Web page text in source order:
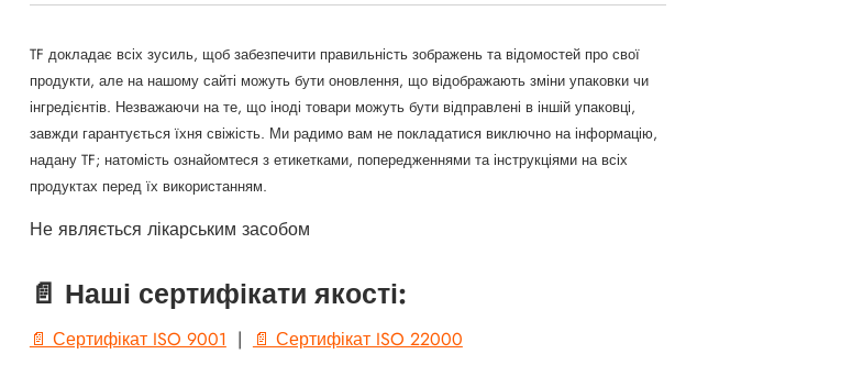
TF докладає всіх зусиль, щоб забезпечити правильність зображень та відомостей про свої
продукти, але на нашому сайті можуть бути оновлення, що відображають зміни упаковки чи
інгредієнтів. Незважаючи на те, що іноді товари можуть бути відправлені в іншій упаковці,
завжди гарантується їхня свіжість. Ми радимо вам не покладатися виключно на інформацію,
надану TF; натомість ознайомтеся з етикетками, попередженнями та інструкціями на всіх
продуктах перед їх використанням.
Не являється лікарським засобом
📄 Наші сертифікати якості:
📄 Сертифікат ISO 9001 |
📄 Сертифікат ISO 22000